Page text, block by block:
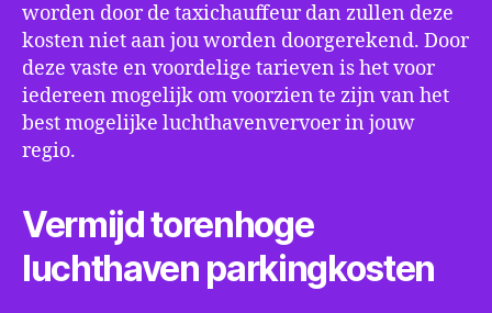
worden door de taxichauffeur dan zullen deze
kosten niet aan jou worden doorgerekend. Door
deze vaste en voordelige tarieven is het voor
iedereen mogelijk om voorzien te zijn van het
best mogelijke luchthavenvervoer in jouw
regio.
Vermijd torenhoge
luchthaven parkingkosten